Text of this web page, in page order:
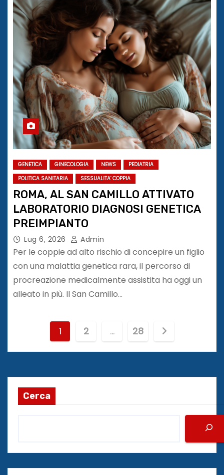
GENETICA GINECOLOGIA NEWS
PEDIATRIA
POLITICA SANITARIA
SESSUALITA' COPPIA
ROMA, AL SAN CAMILLO ATTIVATO
LABORATORIO DIAGNOSI GENETICA
PREIMPIANTO
Lug 6, 2026 Admin
Per le coppie ad alto rischio di concepire un figlio
con una malattia genetica rara, il percorso di
procreazione medicalmente assistita ha oggi un
alleato in più. Il San Camillo…
a
g
i
z
1 2 … 28
Cerca